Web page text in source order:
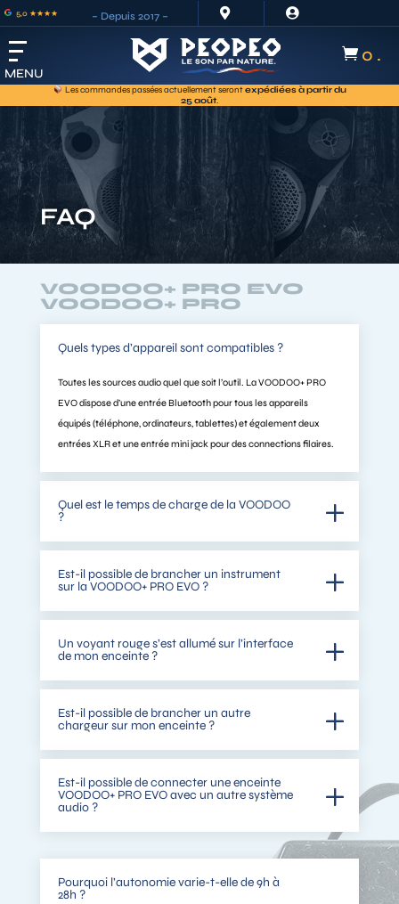
5,0 ★★★★ – Depuis 2017 –  
MENU
 0 .
Les commandes passées actuellement serontexpédiées à partir du
25 août.
FAQ
VOODOO+ PRO EVO
VOODOO+ PRO
Quels types d’appareil sont compatibles ?
Toutes les sources audio quel que soit l’outil. La VOODOO+ PRO
EVO dispose d’une entrée Bluetooth pour tous les appareils
équipés (téléphone, ordinateurs, tablettes) et également deux
entrées XLR et une entrée mini jack pour des connections filaires.
Quel est le temps de charge de la VOODOO
?
Est-il possible de brancher un instrument
sur la VOODOO+ PRO EVO ?
Un voyant rouge s’est allumé sur l’interface
de mon enceinte ?
Est-il possible de brancher un autre
chargeur sur mon enceinte ?
Est-il possible de connecter une enceinte
VOODOO+ PRO EVO avec un autre système
audio ?
Pourquoi l’autonomie varie-t-elle de 9h à
28h ?